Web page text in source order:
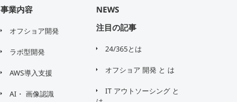
事業内容
オフショア開発
ラボ型開発
AWS導入支援
AI・ 画像認識
NEWS
注目の記事
24/365とは
オフショア 開発 と は
IT アウトソーシング と